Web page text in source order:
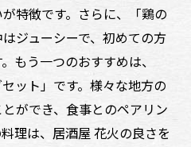
特徴です。さらに、「鶏の
ジューシーで、初めての方
もう一つのおすすめは、
ット」です。様々な地方の
ができ、食事とのペアリン
理は、居酒屋 花火の良さを